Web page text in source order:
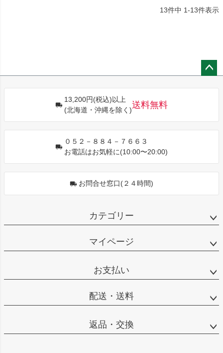
13件中 1-13件表示
13,200円(税込)以上
(北海道・沖縄を除く)
送料無料
０５２－８８４－７６６３
お電話はお気軽に(10:00〜20:00)
お問合せ窓口(２４時間)
カテゴリー
マイページ
お支払い
配送・送料
返品・交換